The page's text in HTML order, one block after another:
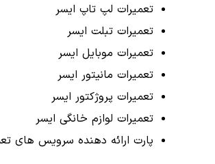
تعمیرات لپ تاپ ایسر
تعمیرات تبلت ایسر
تعمیرات موبایل ایسر
تعمیرات مانیتور ایسر
تعمیرات پروژکتور ایسر
تعمیرات لوازم خانگی ایسر
پارت ارائه دهنده سرویس های